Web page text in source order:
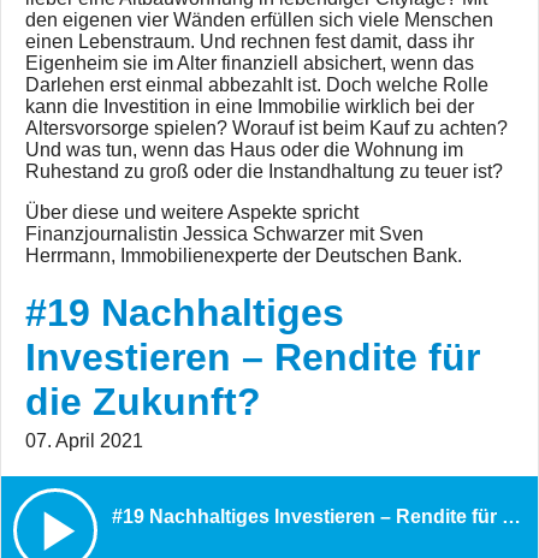
den eigenen vier Wänden erfüllen sich viele Menschen
einen Lebenstraum. Und rechnen fest damit, dass ihr
Eigenheim sie im Alter finanziell absichert, wenn das
Darlehen erst einmal abbezahlt ist. Doch welche Rolle
kann die Investition in eine Immobilie wirklich bei der
Altersvorsorge spielen? Worauf ist beim Kauf zu achten?
Und was tun, wenn das Haus oder die Wohnung im
Ruhestand zu groß oder die Instandhaltung zu teuer ist?
Über diese und weitere Aspekte spricht
Finanzjournalistin Jessica Schwarzer mit Sven
Herrmann, Immobilienexperte der Deutschen Bank.
#19 Nachhaltiges
Investieren – Rendite für
die Zukunft?
07. April 2021
#19 Nachhaltiges Investieren – Rendite für die Zukunft?